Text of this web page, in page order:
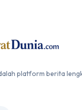
platform berita